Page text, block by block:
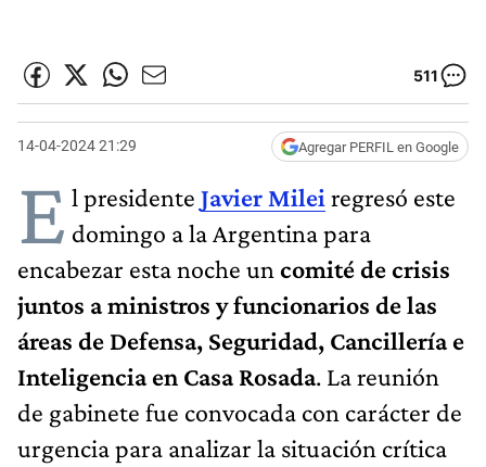
511
14-04-2024 21:29 Agregar PERFIL en Google
E l presidente Javier Milei regresó este
domingo a la Argentina para
encabezar esta noche un comité de crisis
juntos a ministros y funcionarios de las
áreas de Defensa, Seguridad, Cancillería e
Inteligencia en Casa Rosada. La reunión
de gabinete fue convocada con carácter de
urgencia para analizar la situación crítica